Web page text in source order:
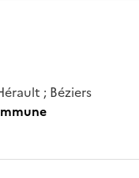
; Béziers